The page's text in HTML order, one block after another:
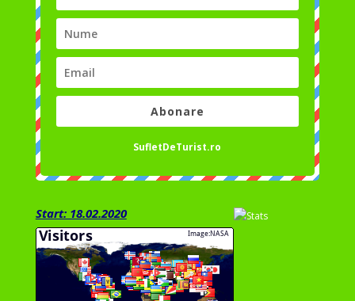
Abonare
SufletDeTurist.ro
Start: 18.02.2020